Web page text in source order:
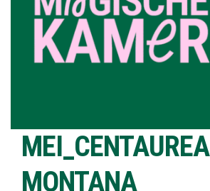
MEI_CENTAUREA
MONTANA